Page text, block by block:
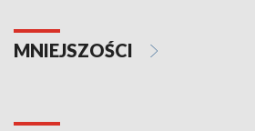
MNIEJSZOŚCI